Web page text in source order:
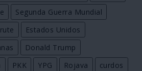
Segunda Guerra Mundial
Estados Unidos
Donald Trump
PKK YPG Rojava
curdos